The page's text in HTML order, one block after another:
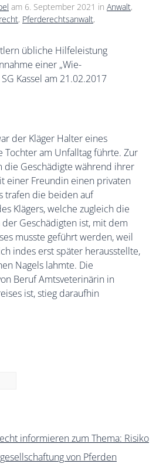
am 6. September 2021 in Anwalt,
, Pferderechtsanwalt,
übliche Hilfeleistung
einer „Wie-
Kassel am 21.02.2017
der Kläger Halter eines
Tochter am Unfalltag führte. Zur
die Geschädigte während ihrer
einer Freundin einen privaten
trafen die beiden auf
Klägers, welche zugleich die
Geschädigten ist, mit dem
musste geführt werden, weil
indes erst später herausstellte,
Nagels lahmte. Die
Beruf Amtsveterinärin in
ist, stieg daraufhin
informieren zum Thema: Risiko
von Pferden